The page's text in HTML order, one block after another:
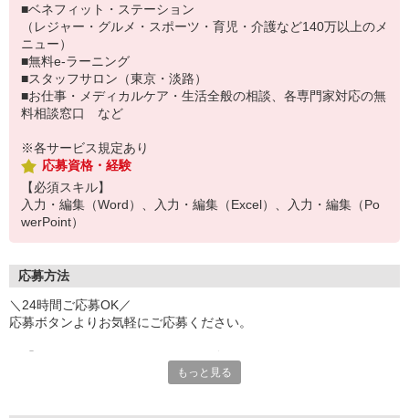
■ベネフィット・ステーション
（レジャー・グルメ・スポーツ・育児・介護など140万以上のメ
ニュー）
■無料e-ラーニング
■スタッフサロン（東京・淡路）
■お仕事・メディカルケア・生活全般の相談、各専門家対応の無
料相談窓口 など
※各サービス規定あり
応募資格・経験
【必須スキル】
入力・編集（Word）、入力・編集（Excel）、入力・編集（Po
werPoint）
応募方法
＼24時間ご応募OK／
応募ボタンよりお気軽にご応募ください。
※メールが届かない場合、迷惑メールフォルダもご確認ください。
もっと見る